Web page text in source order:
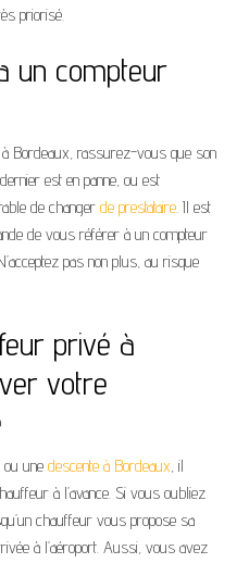
priorisé.
un compteur
Bordeaux, rassurez-vous que son
est en panne, ou est
de changer de prestataire. Il est
de vous référer à un compteur
pas non plus, au risque
privé à
votre
une descente à Bordeaux, il
à l’avance. Si vous oubliez
chauffeur vous propose sa
à l’aéroport. Aussi, vous avez